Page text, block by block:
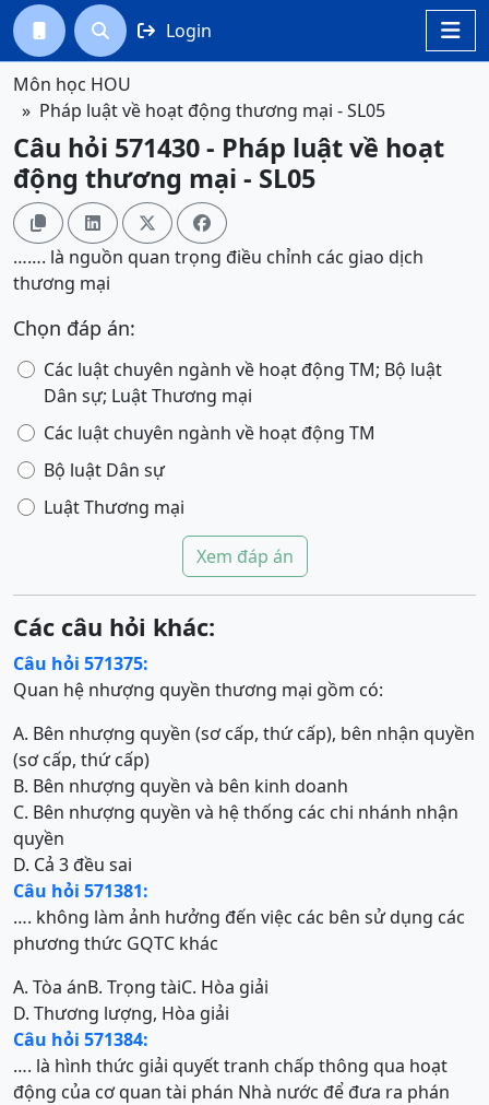

  Login
Môn học HOU
Pháp luật về hoạt động thương mại - SL05
Câu hỏi 571430 - Pháp luật về hoạt
động thương mại - SL05
   
……. là nguồn quan trọng điều chỉnh các giao dịch
thương mại
Chọn đáp án:
Các luật chuyên ngành về hoạt động TM; Bộ luật
Dân sự; Luật Thương mại
Các luật chuyên ngành về hoạt động TM
Bộ luật Dân sự
Luật Thương mại
Xem đáp án
Các câu hỏi khác:
Câu hỏi 571375:
Quan hệ nhượng quyền thương mại gồm có:
A. Bên nhượng quyền (sơ cấp, thứ cấp), bên nhận quyền
(sơ cấp, thứ cấp)
B. Bên nhượng quyền và bên kinh doanh
C. Bên nhượng quyền và hệ thống các chi nhánh nhận
quyền
D. Cả 3 đều sai
Câu hỏi 571381:
…. không làm ảnh hưởng đến việc các bên sử dụng các
phương thức GQTC khác
A. Tòa ánB. Trọng tàiC. Hòa giải
D. Thương lượng, Hòa giải
Câu hỏi 571384:
…. là hình thức giải quyết tranh chấp thông qua hoạt
động của cơ quan tài phán Nhà nước để đưa ra phán